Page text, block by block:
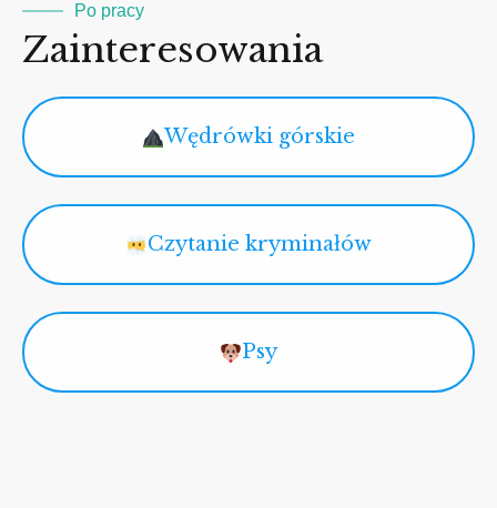
Po pracy
Zainteresowania
Wędrówki górskie
Czytanie kryminałów
Psy